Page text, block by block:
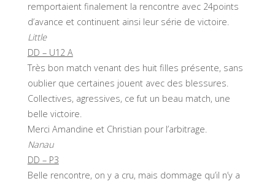
remportaient finalement la rencontre avec 24points
d’avance et continuent ainsi leur série de victoire.
Little
DD – U12 A
Très bon match venant des huit filles présente, sans
oublier que certaines jouent avec des blessures.
Collectives, agressives, ce fut un beau match, une
belle victoire.
Merci Amandine et Christian pour l’arbitrage.
Nanau
DD – P3
Belle rencontre, on y a cru, mais dommage qu’il n’y a